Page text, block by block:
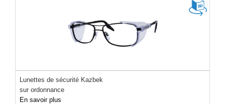
Lunettes de sécurité Kazbek
sur ordonnance
En savoir plus